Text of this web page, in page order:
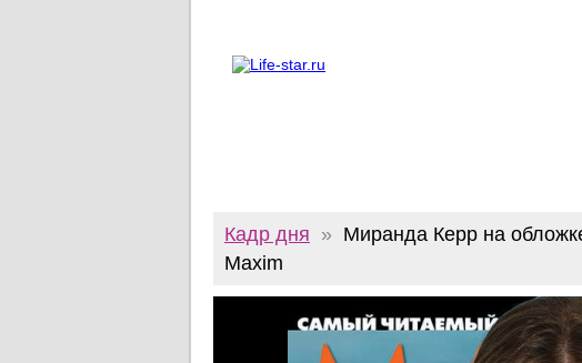
Кадр дня » Миранда Керр на
Maxim